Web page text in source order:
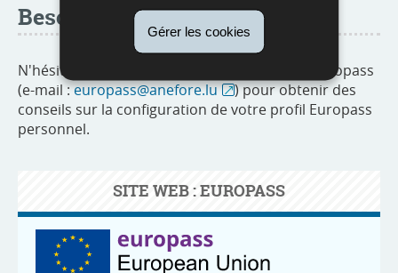
Gérer les cookies
Besoin d'aide ?
N'hésitez pas à contacter le centre national Europass
(e-mail :europass@anefore.lu
) pour obtenir des
conseils sur la configuration de votre profil Europass
personnel.
SITE WEB : EUROPASS